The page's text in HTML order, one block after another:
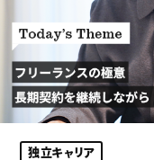
独立キャリア